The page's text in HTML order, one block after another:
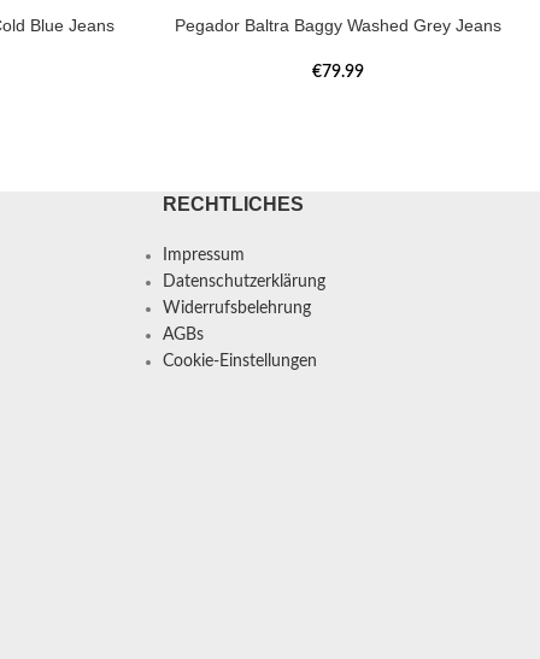
Blue Jeans Pegador Baltra Baggy Washed Grey Jeans
€79.99
RECHTLICHES
Impressum
Datenschutzerklärung
Widerrufsbelehrung
AGBs
Cookie-Einstellungen